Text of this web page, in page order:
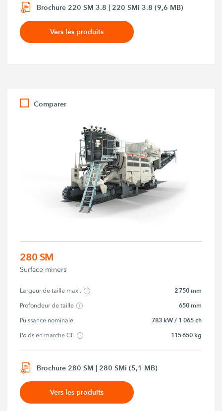
Brochure 220 SM 3.8 | 220 SMi 3.8 (9,6 MB)
Vers les produits
Comparer
280 SM
Surface miners
Largeur de taille maxi. 2 750 mm
Profondeur de taille 650 mm
Puissance nominale 783 kW / 1 065 ch
Poids en marche CE 115 650 kg
Brochure 280 SM | 280 SMi (5,1 MB)
Vers les produits